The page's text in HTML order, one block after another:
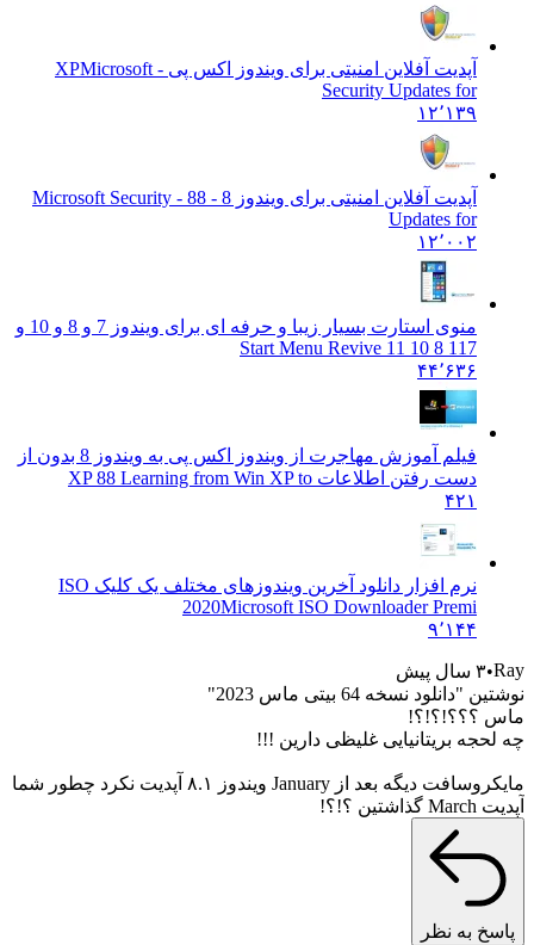
آپدیت آفلاین امنیتی برای ویندوز اکس پی - XP Microsoft
Security Updates for
۱۲٬۱۳۹
آپدیت آفلاین امنیتی برای ویندوز 8 - 8
8 - Microsoft Security
Updates for
۱۲٬۰۰۲
منوی استارت بسیار زیبا و حرفه ای برای ویندوز 7 و 8 و 10 و
۴۴٬۶۳۶
فیلم آموزش مهاجرت از ویندوز اکس پی به ویندوز 8 بدون از
دست رفتن اطلاعات XP 88 Learning from Win XP to
نرم افزار دانلود آخرین ویندوزهای مختلف یک کلیک ISO
2020Microsoft ISO Downloader Premi
۹٬۱۴۴
۳ سال پیش
نسخه 64 بیتی ماس 2023"
؟؟؟!؟!؟!
بریتانیایی غلیظی دارین !!!
مایکروسافت دیگه بعد از January ویندوز ۸.۱ آپدیت نکرد چطور شما
به نظر